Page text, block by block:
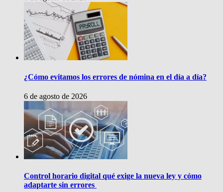
¿Cómo evitamos los errores de nómina en el día a día?
6 de agosto de 2026
Control horario digital qué exige la nueva ley y cómo
adaptarte sin errores